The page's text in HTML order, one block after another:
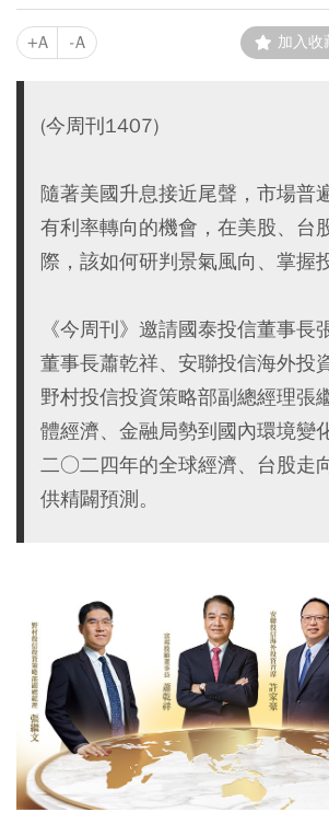
+A -A 加入收
(今周刊1407)
隨著美國升息接近尾聲，市場普
有利率轉向的機會，在美股、台
際，該如何研判景氣風向、掌握
《今周刊》邀請國泰投信董事長
董事長蕭乾祥、安聯投信海外投
野村投信投資策略部副總經理張
體經濟、金融局勢到國內環境變
二○二四年的全球經濟、台股走
供精闢預測。